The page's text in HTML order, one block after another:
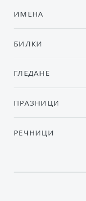
ИМЕНА
БИЛКИ
ГЛЕДАНЕ
ПРАЗНИЦИ
РЕЧНИЦИ